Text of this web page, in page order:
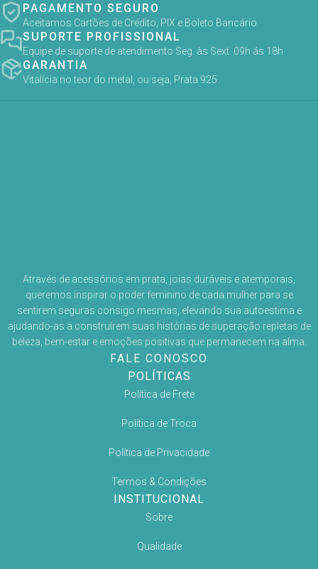
PAGAMENTO SEGURO
Aceitamos Cartões de Crédito, PIX e Boleto Bancário
SUPORTE PROFISSIONAL
Equipe de suporte de atendimento Seg. às Sext. 09h ás 18h
GARANTIA
Vitalícia no teor do metal, ou seja, Prata 925.
Através de acessórios em prata, joias duráveis e atemporais,
queremos inspirar o poder feminino de cada mulher para se
sentirem seguras consigo mesmas, elevando sua autoestima e
ajudando-as a construírem suas histórias de superação repletas de
beleza, bem-estar e emoções positivas que permanecem na alma.
FALE CONOSCO
POLÍTICAS
Política de Frete
Política de Troca
Política de Privacidade
Termos & Condições
INSTITUCIONAL
Sobre
Qualidade